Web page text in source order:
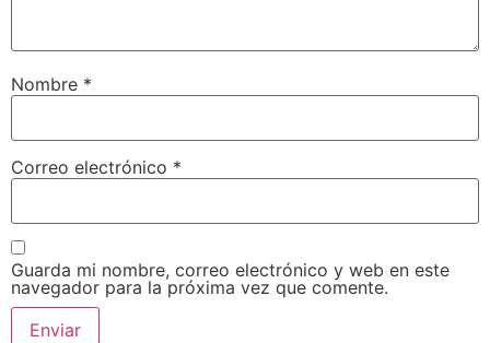
Nombre *
Correo electrónico *
Guarda mi nombre, correo electrónico y web en este
navegador para la próxima vez que comente.